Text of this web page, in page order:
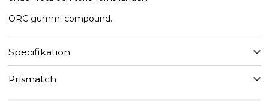
ORC gummi compound.
Specifikation
Prismatch